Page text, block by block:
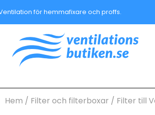
för hemmafixare och proffs.
Hem / Filter och filterboxar / Filter till